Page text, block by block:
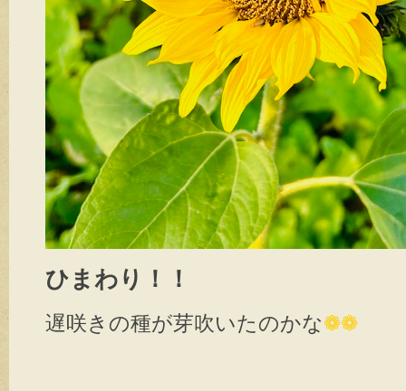
ひまわり！！
遅咲きの種が芽吹いたのかな❁❁